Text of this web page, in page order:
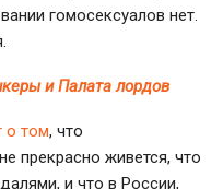
гомосексуалов нет.
и Палата лордов
о том, что
прекрасно живется, что
и что в России,